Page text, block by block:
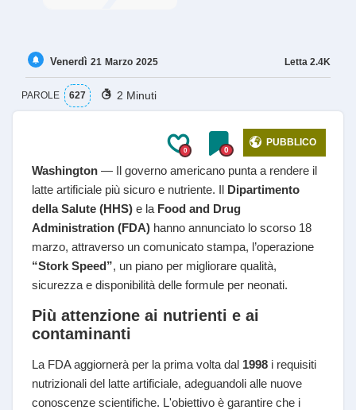
Letta 2.4K
Venerdì 21 Marzo 2025
PAROLE 627 2 Minuti
0 0
PUBBLICO
Washington — Il governo americano punta a rendere il
latte artificiale più sicuro e nutriente. Il Dipartimento
della Salute (HHS) e la Food and Drug
Administration (FDA) hanno annunciato lo scorso 18
marzo, attraverso un comunicato stampa, l’operazione
“Stork Speed”, un piano per migliorare qualità,
sicurezza e disponibilità delle formule per neonati.
Più attenzione ai nutrienti e ai
contaminanti
La FDA aggiornerà per la prima volta dal 1998 i requisiti
nutrizionali del latte artificiale, adeguandoli alle nuove
conoscenze scientifiche. L'obiettivo è garantire che i